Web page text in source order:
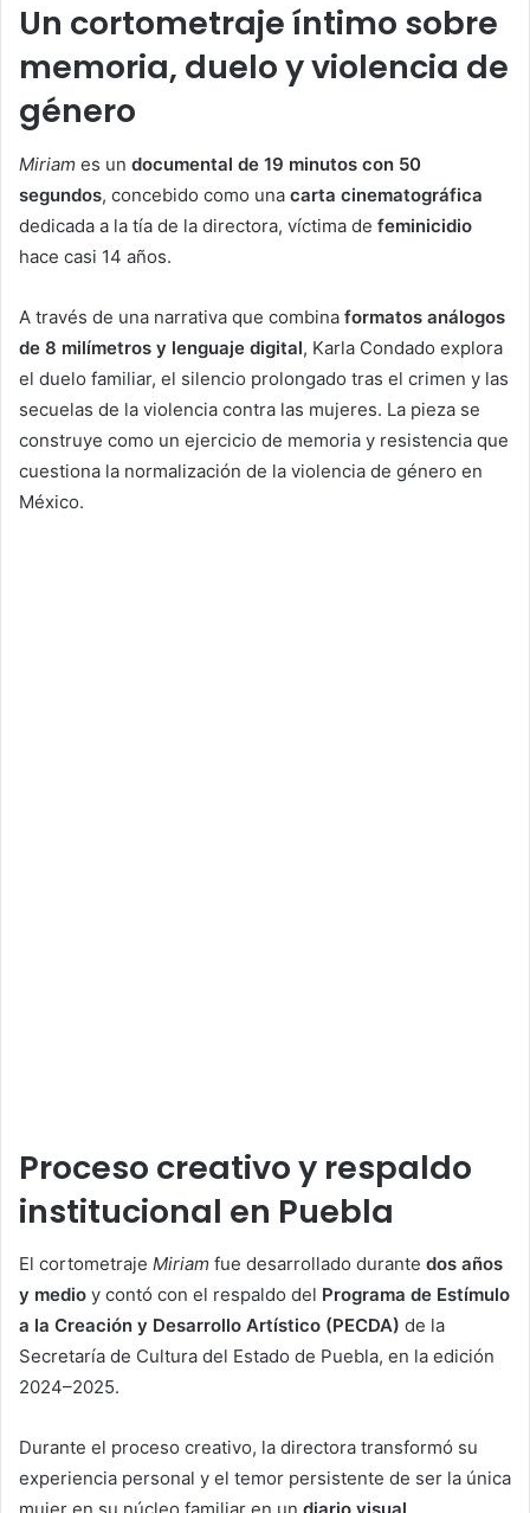
Un cortometraje íntimo sobre
memoria, duelo y violencia de
género
Miriam es un documental de 19 minutos con 50
segundos, concebido como una carta cinematográfica
dedicada a la tía de la directora, víctima de feminicidio
hace casi 14 años.
A través de una narrativa que combina formatos análogos
de 8 milímetros y lenguaje digital, Karla Condado explora
el duelo familiar, el silencio prolongado tras el crimen y las
secuelas de la violencia contra las mujeres. La pieza se
construye como un ejercicio de memoria y resistencia que
cuestiona la normalización de la violencia de género en
México.
Proceso creativo y respaldo
institucional en Puebla
El cortometraje Miriam fue desarrollado durante dos años
y medio y contó con el respaldo del Programa de Estímulo
a la Creación y Desarrollo Artístico (PECDA) de la
Secretaría de Cultura del Estado de Puebla, en la edición
2024–2025.
Durante el proceso creativo, la directora transformó su
experiencia personal y el temor persistente de ser la única